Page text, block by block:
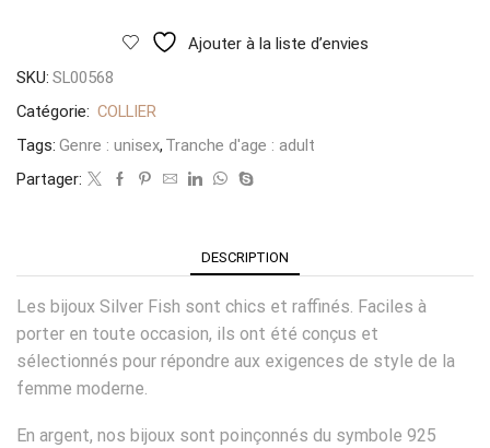
Ajouter à la liste d’envies
SKU: SL00568
Catégorie: COLLIER
Tags: Genre : unisex, Tranche d'age : adult
Partager:
DESCRIPTION
Les bijoux Silver Fish sont chics et raffinés. Faciles à
porter en toute occasion, ils ont été conçus et
sélectionnés pour répondre aux exigences de style de la
femme moderne.
En argent, nos bijoux sont poinçonnés du symbole 925